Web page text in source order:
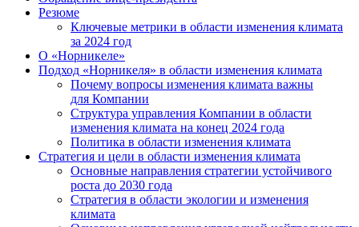
Резюме
Ключевые метрики в области изменения климата
за 2024 год
О «Норникеле»
Подход «Норникеля» в области изменения климата
Почему вопросы изменения климата важны
для Компании
Структура управления Компании в области
изменения климата на конец 2024 года
Политика в области изменения климата
Стратегия и цели в области изменения климата
Основные направления стратегии устойчивого
роста до 2030 года
Стратегия в области экологии и изменения
климата